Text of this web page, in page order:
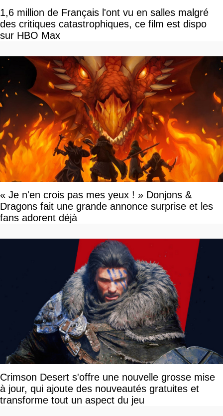
1,6 million de Français l'ont vu en salles malgré
des critiques catastrophiques, ce film est dispo
sur HBO Max
« Je n'en crois pas mes yeux ! » Donjons &
Dragons fait une grande annonce surprise et les
fans adorent déjà
Crimson Desert s'offre une nouvelle grosse mise
à jour, qui ajoute des nouveautés gratuites et
transforme tout un aspect du jeu